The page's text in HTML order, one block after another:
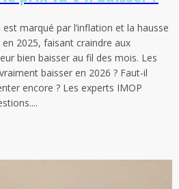
marqué par l’inflation et la hausse
2025, faisant craindre aux
bien baisser au fil des mois. Les
baisser en 2026 ? Faut-il
encore ? Les experts IMOP